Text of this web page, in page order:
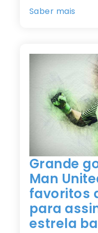
Saber mais
Grande
Man
favoritos
para
estrela